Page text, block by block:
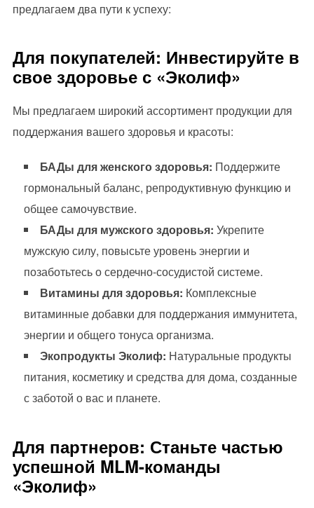
предлагаем два пути к успеху:
Для покупателей: Инвестируйте в
свое здоровье с «Эколиф»
Мы предлагаем широкий ассортимент продукции для
поддержания вашего здоровья и красоты:
БАДы для женского здоровья: Поддержите
гормональный баланс, репродуктивную функцию и
общее самочувствие.
БАДы для мужского здоровья: Укрепите
мужскую силу, повысьте уровень энергии и
позаботьтесь о сердечно-сосудистой системе.
Витамины для здоровья: Комплексные
витаминные добавки для поддержания иммунитета,
энергии и общего тонуса организма.
Экопродукты Эколиф: Натуральные продукты
питания, косметику и средства для дома, созданные
с заботой о вас и планете.
Для партнеров: Станьте частью
успешной MLM-команды
«Эколиф»